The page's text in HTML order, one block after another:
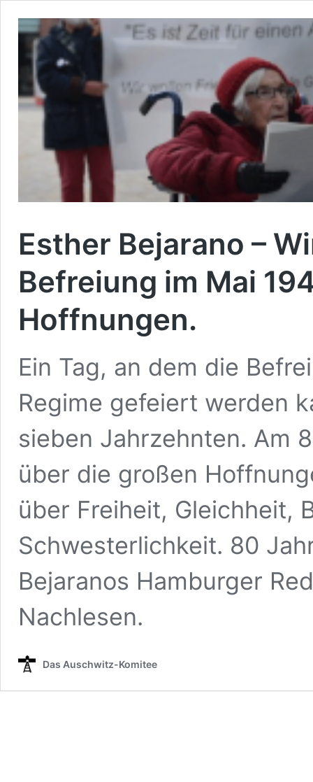
Esther Bejarano –
Befreiung im Mai
Hoffnungen.
Ein Tag, an dem die
Regime gefeiert werden
sieben Jahrzehnten. Am
über die großen
über Freiheit, Gleichheit,
Schwesterlichkeit. 80
Bejaranos Hamburger
Nachlesen.
Das Auschwitz-Komitee